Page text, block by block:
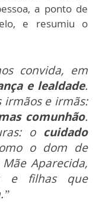
a ponto de
e resumiu o
convida, em
e lealdade.
irmãos e irmãs:
comunhão.
o cuidado
o dom de
Aparecida,
e filhas que
.”